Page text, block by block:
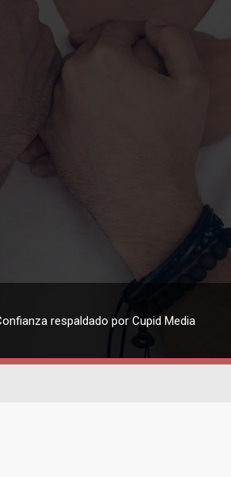
respaldado por Cupid Media